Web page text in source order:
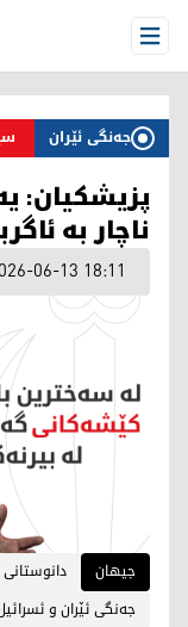
Open Menu
جەنگی ئێران
پزیشکیان:
ناچار بە
06-13 18:11
جیهان دانوستانی
جەنگی ئێران و